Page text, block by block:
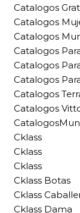
Catalogos
Catalogos
Catalogos
Catalogos
Catalogos
Catalogos
Catalogos
Catalogos
Cklass
Cklass
Cklass
Cklass Botas
Cklass
Cklass Dama